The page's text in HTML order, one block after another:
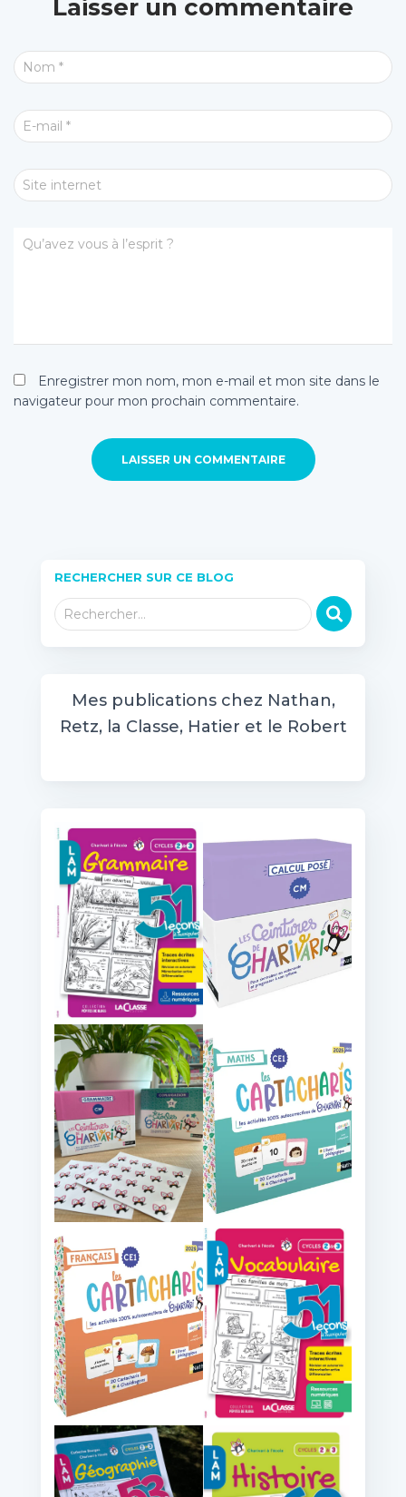
Laisser un commentaire
Nom *
E-mail *
Site internet
Qu’avez vous à l’esprit ?
Enregistrer mon nom, mon e-mail et mon site dans le
navigateur pour mon prochain commentaire.
RECHERCHER SUR CE BLOG
R Rechercher…
Mes publications chez Nathan,
Retz, la Classe, Hatier et le Robert